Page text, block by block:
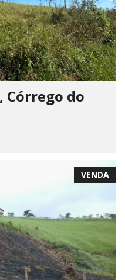
Córrego do
VENDA